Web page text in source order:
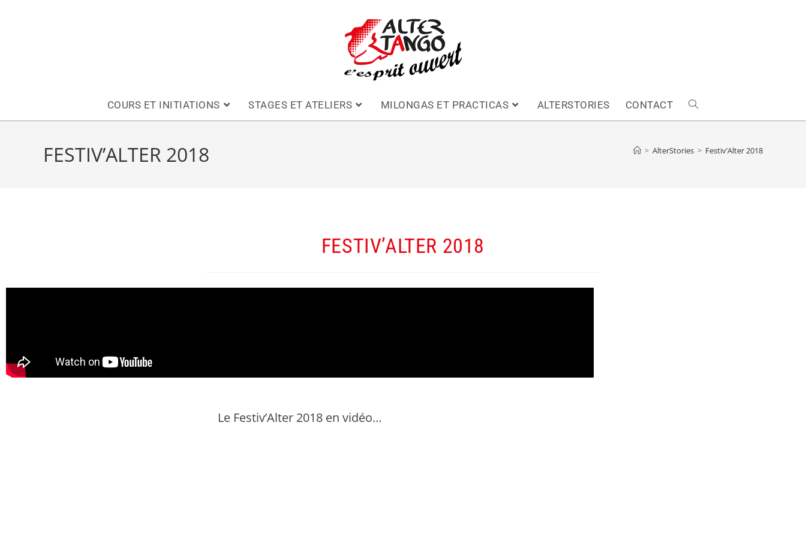
COURS ET INITIATIONS STAGES ET ATELIERS MILONGAS ET PRACTICAS ALTERSTORIES CONTACT
FESTIV’ALTER 2018 > AlterStories > Festiv’Alter 2018
FESTIV’ALTER 2018
Le Festiv’Alter 2018 en vidéo…